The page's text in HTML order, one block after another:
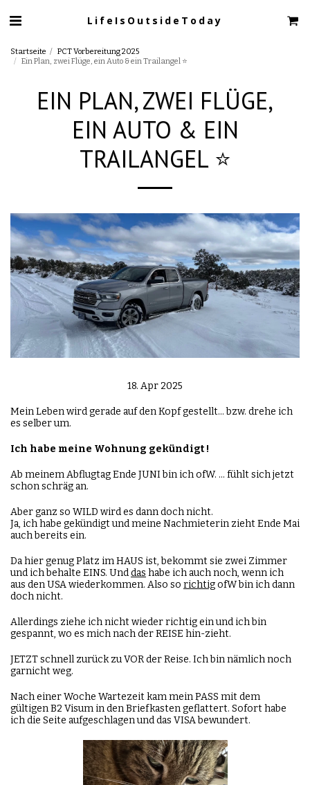
LifeIsOutsideToday
Startseite
PCT Vorbereitung 2025
Ein Plan, zwei Flüge, ein Auto & ein Trailangel ⭐️
EIN PLAN, ZWEI FLÜGE,
EIN AUTO & EIN
TRAILANGEL ⭐️
18. Apr 2025
Mein Leben wird gerade auf den Kopf gestellt... bzw. drehe ich
es selber um.
Ich habe meine Wohnung gekündigt !
Ab meinem Abflugtag Ende JUNI bin ich ofW. ... fühlt sich jetzt
schon schräg an.
Aber ganz so WILD wird es dann doch nicht.
Ja, ich habe gekündigt und meine Nachmieterin zieht Ende Mai
auch bereits ein.
Da hier genug Platz im HAUS ist, bekommt sie zwei Zimmer
und ich behalte EINS. Unddas habe ich auch noch, wenn ich
aus den USA wiederkommen. Also so richtigofW bin ich dann
doch nicht.
Allerdings ziehe ich nicht wieder richtig ein und ich bin
gespannt, wo es mich nach der REISE hin-zieht.
JETZT schnell zurück zu VOR der Reise. Ich bin nämlich noch
garnicht weg.
Nach einer Woche Wartezeit kam mein PASS mit dem
gültigen B2 Visum in den Briefkasten geflattert. Sofort habe
ich die Seite aufgeschlagen und das VISA bewundert.